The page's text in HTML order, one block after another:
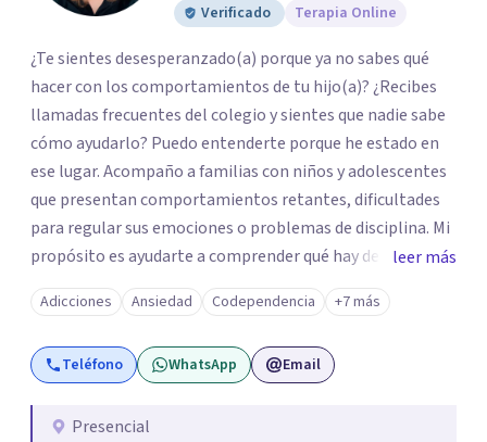
Verificado Terapia Online
¿Te sientes desesperanzado(a) porque ya no sabes qué
hacer con los comportamientos de tu hijo(a)? ¿Recibes
llamadas frecuentes del colegio y sientes que nadie sabe
cómo ayudarlo? Puedo entenderte porque he estado en
ese lugar. Acompaño a familias con niños y adolescentes
que presentan comportamientos retantes, dificultades
para regular sus emociones o problemas de disciplina. Mi
propósito es ayudarte a comprender qué hay detrás de
esas conductas y desarrollar las habilidades y
herramientas que se necesitan para transformar estas
conductas indeseadas. De la misma manera, trabajo de la
mano con el colegio para que familia e institución
ser educadora, madre de un niño con comportamiento
leer más
Adicciones Ansiedad Codependencia +7 más
Teléfono WhatsApp Email
Presencial